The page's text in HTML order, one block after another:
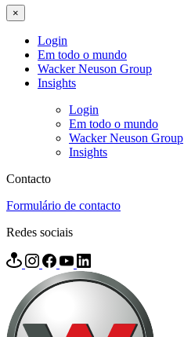
×
Login
Em todo o mundo
Wacker Neuson Group
Insights
Login
Em todo o mundo
Wacker Neuson Group
Insights
Contacto
Formulário de contacto
Redes sociais